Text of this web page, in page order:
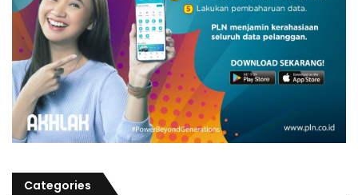
Categories